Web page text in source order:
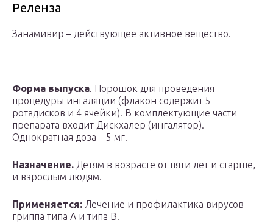
Реленза
Занамивир – действующее активное вещество.
Форма выпуска. Порошок для проведения
процедуры ингаляции (флакон содержит 5
ротадисков и 4 ячейки). В комплектующие части
препарата входит Дискхалер (ингалятор).
Однократная доза – 5 мг.
Назначение. Детям в возрасте от пяти лет и старше,
и взрослым людям.
Применяется: Лечение и профилактика вирусов
гриппа типа A и типа B.